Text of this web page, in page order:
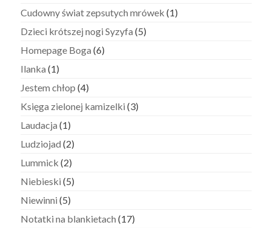
Cudowny świat zepsutych mrówek (1)
Dzieci krótszej nogi Syzyfa (5)
Homepage Boga (6)
Ilanka (1)
Jestem chłop (4)
Księga zielonej kamizelki (3)
Laudacja (1)
Ludziojad (2)
Lummick (2)
Niebieski (5)
Niewinni (5)
Notatki na blankietach (17)